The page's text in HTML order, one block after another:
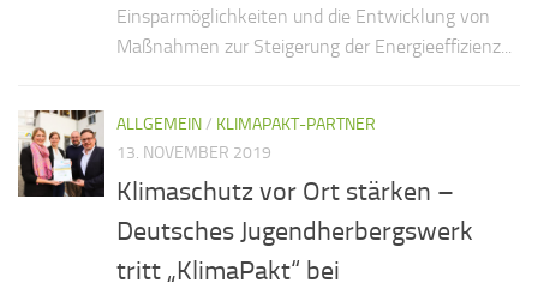
Einsparmöglichkeiten und die Entwicklung von
Maßnahmen zur Steigerung der Energieeffizienz...
ALLGEMEIN/ KLIMAPAKT-PARTNER
13. NOVEMBER 2019
Klimaschutz vor Ort stärken –
Deutsches Jugendherbergswerk
tritt „KlimaPakt“ bei